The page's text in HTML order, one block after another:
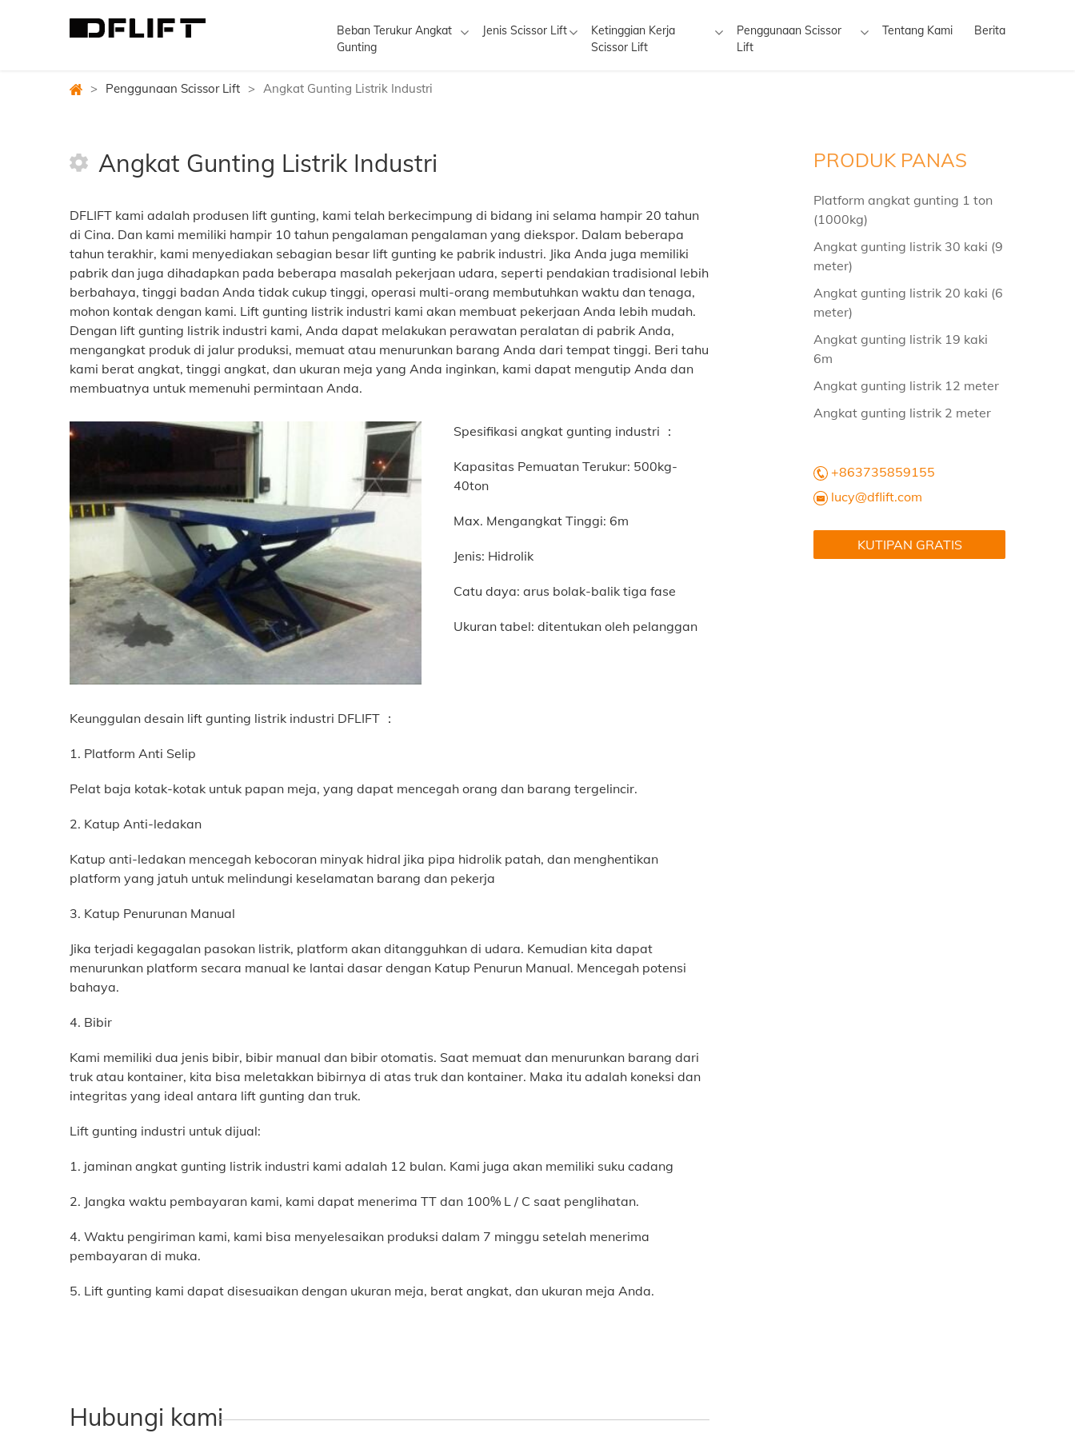
Beban Terukur Angkat
Gunting
Jenis Scissor Lift
Ketinggian Kerja
Scissor Lift
Penggunaan Scissor
Lift
Tentang Kami Berita
> Penggunaan Scissor Lift > Angkat Gunting Listrik Industri
Angkat Gunting Listrik Industri
DFLIFT kami adalah produsen lift gunting, kami telah berkecimpung di bidang ini selama hampir 20 tahun
di Cina. Dan kami memiliki hampir 10 tahun pengalaman pengalaman yang diekspor. Dalam beberapa
tahun terakhir, kami menyediakan sebagian besar lift gunting ke pabrik industri. Jika Anda juga memiliki
pabrik dan juga dihadapkan pada beberapa masalah pekerjaan udara, seperti pendakian tradisional lebih
berbahaya, tinggi badan Anda tidak cukup tinggi, operasi multi-orang membutuhkan waktu dan tenaga,
mohon kontak dengan kami. Lift gunting listrik industri kami akan membuat pekerjaan Anda lebih mudah.
Dengan lift gunting listrik industri kami, Anda dapat melakukan perawatan peralatan di pabrik Anda,
mengangkat produk di jalur produksi, memuat atau menurunkan barang Anda dari tempat tinggi. Beri tahu
kami berat angkat, tinggi angkat, dan ukuran meja yang Anda inginkan, kami dapat mengutip Anda dan
membuatnya untuk memenuhi permintaan Anda.
Spesifikasi angkat gunting industri ：
Kapasitas Pemuatan Terukur: 500kg-
40ton
Max. Mengangkat Tinggi: 6m
Jenis: Hidrolik
Catu daya: arus bolak-balik tiga fase
Ukuran tabel: ditentukan oleh pelanggan
Keunggulan desain lift gunting listrik industri DFLIFT ：
1. Platform Anti Selip
Pelat baja kotak-kotak untuk papan meja, yang dapat mencegah orang dan barang tergelincir.
2. Katup Anti-ledakan
Katup anti-ledakan mencegah kebocoran minyak hidral jika pipa hidrolik patah, dan menghentikan
platform yang jatuh untuk melindungi keselamatan barang dan pekerja
3. Katup Penurunan Manual
Jika terjadi kegagalan pasokan listrik, platform akan ditangguhkan di udara. Kemudian kita dapat
menurunkan platform secara manual ke lantai dasar dengan Katup Penurun Manual. Mencegah potensi
bahaya.
4. Bibir
Kami memiliki dua jenis bibir, bibir manual dan bibir otomatis. Saat memuat dan menurunkan barang dari
truk atau kontainer, kita bisa meletakkan bibirnya di atas truk dan kontainer. Maka itu adalah koneksi dan
integritas yang ideal antara lift gunting dan truk.
Lift gunting industri untuk dijual:
1. jaminan angkat gunting listrik industri kami adalah 12 bulan. Kami juga akan memiliki suku cadang
2. Jangka waktu pembayaran kami, kami dapat menerima TT dan 100% L / C saat penglihatan.
4. Waktu pengiriman kami, kami bisa menyelesaikan produksi dalam 7 minggu setelah menerima
pembayaran di muka.
5. Lift gunting kami dapat disesuaikan dengan ukuran meja, berat angkat, dan ukuran meja Anda.
Hubungi kami
PRODUK PANAS
Platform angkat gunting 1 ton
(1000kg)
Angkat gunting listrik 30 kaki (9
meter)
Angkat gunting listrik 20 kaki (6
meter)
Angkat gunting listrik 19 kaki
6m
Angkat gunting listrik 12 meter
Angkat gunting listrik 2 meter
+863735859155
lucy@dflift.com
KUTIPAN GRATIS